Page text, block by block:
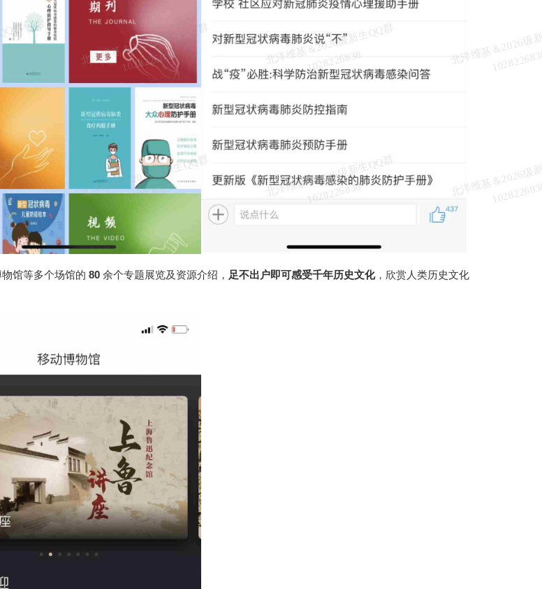
馆等多个场馆的 80 余个专题展览及资源介绍， 足不出户即可感受千年历史文化，欣赏人类历史文化
北
洋
维
基
＆
2
0
2
6
级
新
生
Q
Q
群
1
0
2
8
2
2
6
8
3
8 北
洋
维
基
＆
2
0
2
6
级
新
生
Q
Q
群
1
0
2
8
2
2
6
8
3
8
北
洋
维
基
＆
2
0
2
6
级
新
生
Q
Q
群
1
0
2
8
2
2
6
8
3
8 北
洋
维
基
＆
2
0
2
6
级
新
生
Q
Q
群
1
0
2
8
2
2
6
8
3
8